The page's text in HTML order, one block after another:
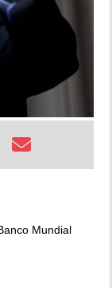
Mundial